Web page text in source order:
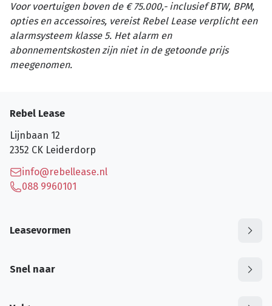
Voor voertuigen boven de € 75.000,- inclusief BTW, BPM,
opties en accessoires, vereist Rebel Lease verplicht een
alarmsysteem klasse 5. Het alarm en
abonnementskosten zijn niet in de getoonde prijs
meegenomen.
Rebel Lease
Lijnbaan 12
2352 CK Leiderdorp
info@rebellease.nl
088 9960101
Leasevormen
Snel naar